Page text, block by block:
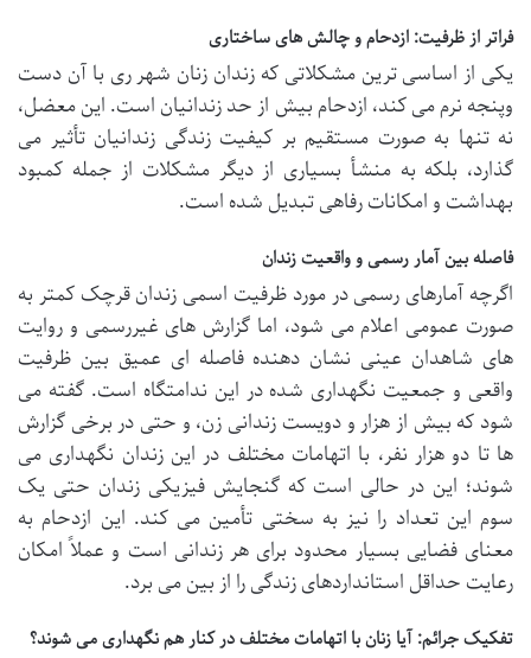
فراتر از ظرفیت: ازدحام و چالش های ساختاری
یکی از اساسی ترین مشکلاتی که زندان زنان شهر ری با آن دست
وپنجه نرم می کند، ازدحام بیش از حد زندانیان است. این معضل،
نه تنها به صورت مستقیم بر کیفیت زندگی زندانیان تأثیر می
گذارد، بلکه به منشأ بسیاری از دیگر مشکلات از جمله کمبود
بهداشت و امکانات رفاهی تبدیل شده است.
فاصله بین آمار رسمی و واقعیت زندان
اگرچه آمارهای رسمی در مورد ظرفیت اسمی زندان قرچک کمتر به
صورت عمومی اعلام می شود، اما گزارش های غیررسمی و روایت
های شاهدان عینی نشان دهنده فاصله ای عمیق بین ظرفیت
واقعی و جمعیت نگهداری شده در این ندامتگاه است. گفته می
شود که بیش از هزار و دویست زندانی زن، و حتی در برخی گزارش
ها تا دو هزار نفر، با اتهامات مختلف در این زندان نگهداری می
شوند؛ این در حالی است که گنجایش فیزیکی زندان حتی یک
سوم این تعداد را نیز به سختی تأمین می کند. این ازدحام به
معنای فضایی بسیار محدود برای هر زندانی است و عملاً امکان
رعایت حداقل استانداردهای زندگی را از بین می برد.
تفکیک جرائم: آیا زنان با اتهامات مختلف در کنار هم نگهداری می شوند؟